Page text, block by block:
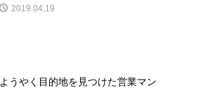
2019.04.19
ようやく目的地を見つけた営業マン